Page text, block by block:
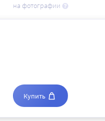
на фотографии
Купить